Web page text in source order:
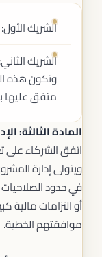
الشريك
الشريك
وتكون هذه
متفق عليها
المادة الثالثة:
اتفق الشركاء على
ويتولى إدارة
في حدود الصلاحيات
أو التزامات مالية
موافقتهم الخطية.